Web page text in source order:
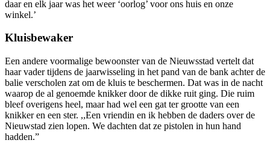
daar en elk jaar was het weer ‘oorlog’ voor ons huis en onze
winkel.’
Kluisbewaker
Een andere voormalige bewoonster van de Nieuwsstad vertelt dat
haar vader tijdens de jaarwisseling in het pand van de bank achter de
balie verscholen zat om de kluis te beschermen. Dat was in de nacht
waarop de al genoemde knikker door de dikke ruit ging. Die ruim
bleef overigens heel, maar had wel een gat ter grootte van een
knikker en een ster. ,,Een vriendin en ik hebben de daders over de
Nieuwstad zien lopen. We dachten dat ze pistolen in hun hand
hadden.”